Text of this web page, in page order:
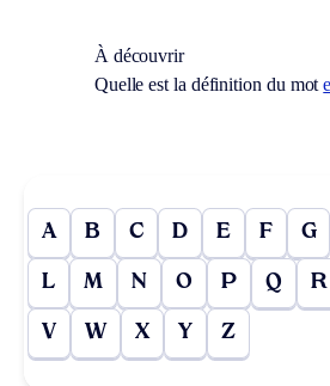
À découvrir
Quelle est la définition du mot
A B C D E F G
L M N O P Q R
V W X Y Z